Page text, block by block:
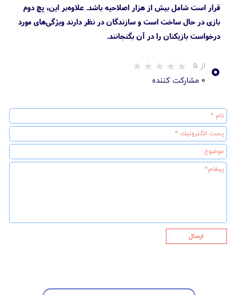
قرار است شامل بیش از هزار اصلاحیه باشد. علاوه‌بر این، پچ دوم
بازی در حال ساخت است و سازندگان در نظر دارند ویژگی‌های مورد
درخواست بازیکنان را در آن بگنجانند.
۰ از ۵
۰ مشارکت کننده
ارسال